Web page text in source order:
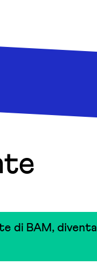
di BAM, diventa